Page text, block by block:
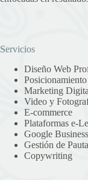
Servicios
Diseño Web
Marketing
Video y
E-commerce
Plataformas e-
Google
Gestión de
Copywriting